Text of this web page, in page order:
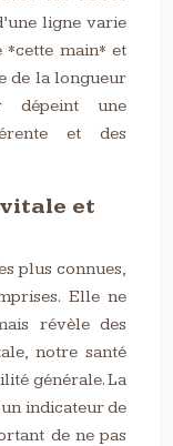
ligne varie
*cette main* et
de la longueur
dépeint une
et des
et
plus connues,
Elle ne
révèle des
notre santé
générale. La
indicateur de
de ne pas